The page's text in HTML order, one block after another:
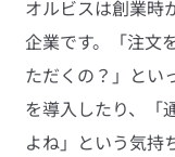
オルビスは創業時
企業です。「注文
ただくの？」とい
を導入したり、「
よね」という気持